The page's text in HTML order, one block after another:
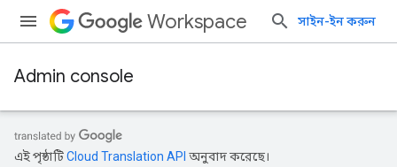
Workspace সাইন-ইন করুন
Admin console
এই পৃষ্ঠাটিCloud Translation API অনুবাদ করেছে।